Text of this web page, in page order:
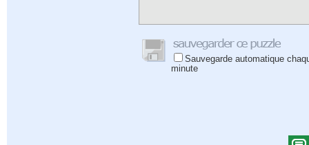
Sauvegarde automatique
minute